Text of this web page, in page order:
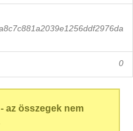
0
az összegek nem